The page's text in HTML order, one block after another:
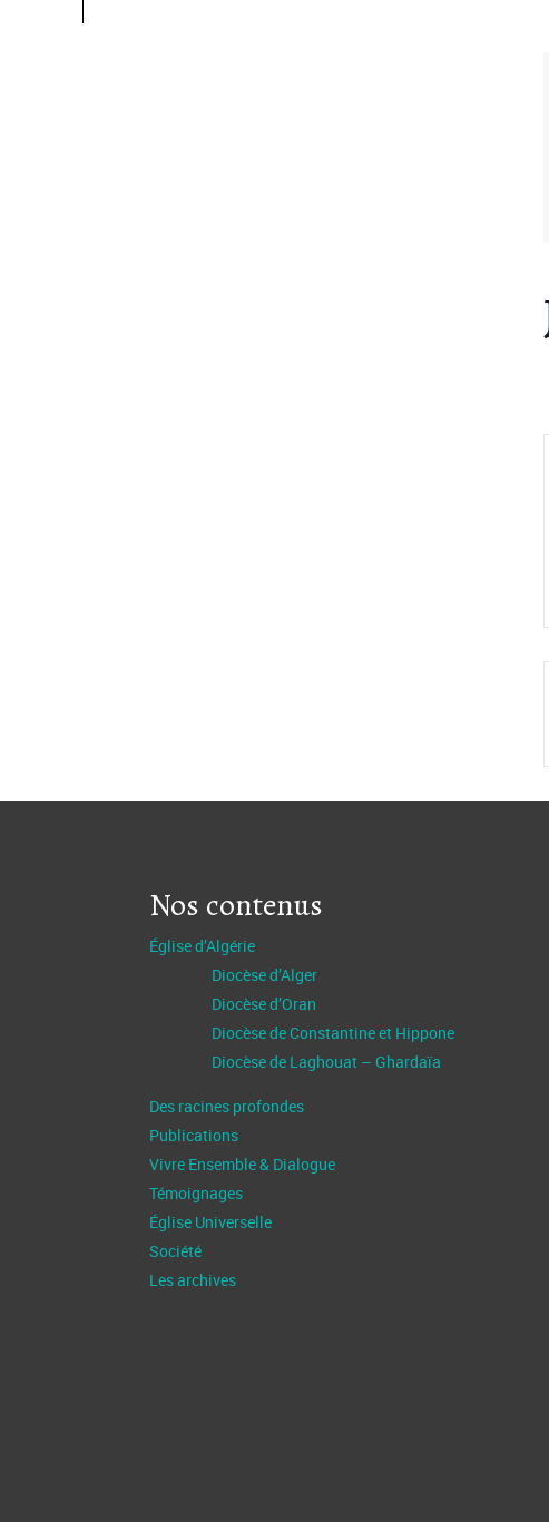
Nos contenus
Église d’Algérie
Diocèse d’Alger
Diocèse d’Oran
Diocèse de Constantine et Hippone
Diocèse de Laghouat – Ghardaïa
Des racines profondes
Publications
Vivre Ensemble & Dialogue
Témoignages
Église Universelle
Société
Les archives